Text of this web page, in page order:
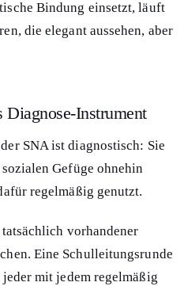
Bindung einsetzt, läuft
die elegant aussehen, aber
Instrument
SNA ist diagnostisch: Sie
Gefüge ohnehin
regelmäßig genutzt.
vorhandener
Eine Schulleitungsrunde
mit jedem regelmäßig